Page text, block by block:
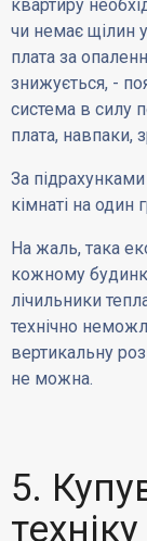
квартиру
чи немає щілин
плата за
знижується, -
система в силу
плата, навпаки,
За
кімнаті на один
На жаль, така
кожному
лічильники
технічно
вертикальну
не можна.
5.
техніку